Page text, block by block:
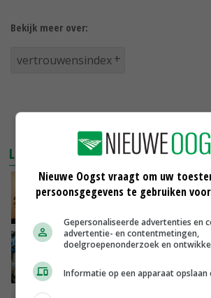
Bekijk meer over:
vertrouwensindex
LEES OOK
Vertrouwen van boeren
opnieuw licht
Ondernemersvertrouwen
16-02-2018
Nieuwe Oogst vraagt om uw
persoonsgegevens te gebruiken
Gepersonaliseerde advertenties en
advertentie- en contentmetingen,
doelgroepenonderzoek en
Informatie op een apparaat opslaan